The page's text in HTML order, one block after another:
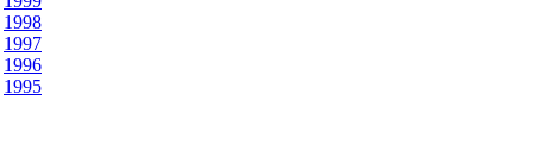
1998
1997
1996
1995